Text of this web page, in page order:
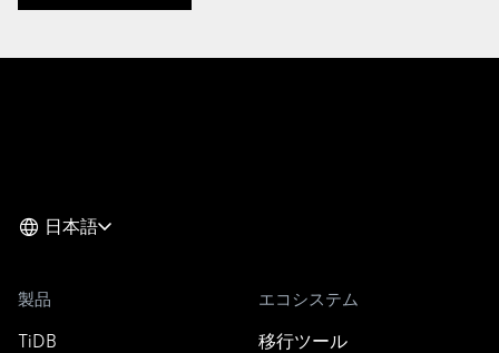
日本語
製品
TiDB
エコシステム
移行ツール